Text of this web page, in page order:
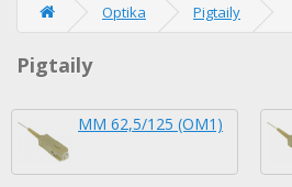
Optika Pigtaily
Pigtaily
MM 62,5/125 (OM1)